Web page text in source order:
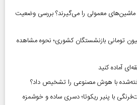
معمولی را می‌گیرند؟ بررسی وضعیت
وام ضروری ۷۵ میلیون تومانی بازنشستگان کشوری؛ نحوه مشاهده
با هوش مصنوعی را تشخیص داد؟
با پنیر ریکوتا؛ دسری ساده و خوشمزه